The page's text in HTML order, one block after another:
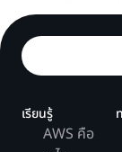
เรียนรู้
AWS คือ